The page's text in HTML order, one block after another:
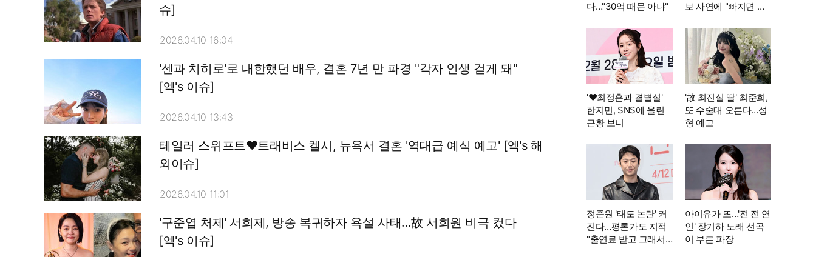
슈]
2026.04.10 16:04
'센과 치히로'로 내한했던 배우, 결혼 7년 만 파경 "각자 인생 걷게 돼"
[엑's 이슈]
2026.04.10 13:43
테일러 스위프트♥트래비스 켈시, 뉴욕서 결혼 '역대급 예식 예고' [엑's 해
외이슈]
2026.04.10 11:01
'구준엽 처제' 서희제, 방송 복귀하자 욕설 사태…故 서희원 비극 컸다
[엑's 이슈]
다…"30억 때문 아냐"
보 사연에 "빠지면 안
'♥최정훈과 결별설'
한지민, SNS에 올린
근황 보니
'故 최진실 딸' 최준희,
또 수술대 오른다…성
형 예고
정준원 '태도 논란' 커
진다…평론가도 지적
"출연료 받고 그래서
아이유가 또…'전 전 연
인' 장기하 노래 선곡
이 부른 파장